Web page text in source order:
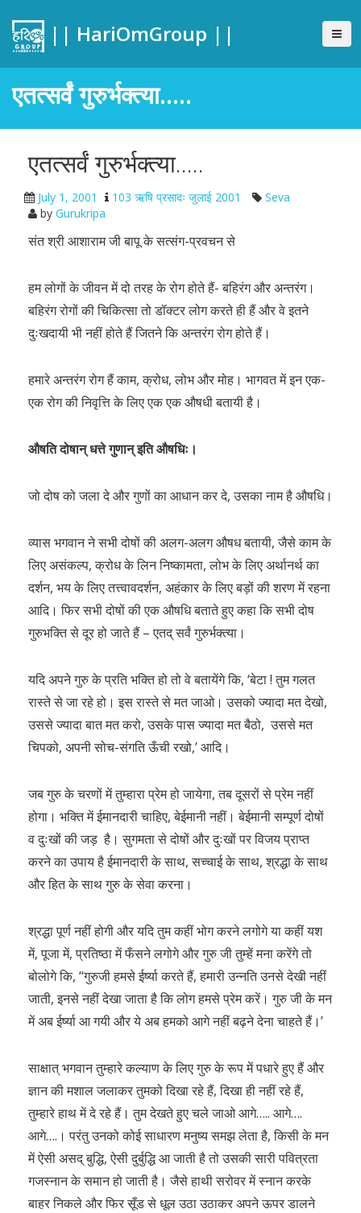
|| HariOmGroup ||
एतत्सर्वं गुरुर्भक्त्या…..
एतत्सर्वं गुरुर्भक्त्या…..
July 1, 2001 103 ऋषि प्रसादः जुलाई 2001
Seva
by Gurukripa
संत श्री आशाराम जी बापू के सत्संग-प्रवचन से
हम लोगों के जीवन में दो तरह के रोग होते हैं- बहिरंग और अन्तरंग।
बहिरंग रोगों की चिकित्सा तो डॉक्टर लोग करते ही हैं और वे इतने
दुःखदायी भी नहीं होते हैं जितने कि अन्तरंग रोग होते हैं।
हमारे अन्तरंग रोग हैं काम, क्रोध, लोभ और मोह। भागवत में इन एक-
एक रोग की निवृत्ति के लिए एक एक औषधी बतायी है।
औषति दोषान् धत्ते गुणान् इति औषधिः।
जो दोष को जला दे और गुणों का आधान कर दे, उसका नाम है औषधि।
व्यास भगवान ने सभी दोषों की अलग-अलग औषध बतायी, जैसे काम के
लिए असंकल्प, क्रोध के लिन निष्कामता, लोभ के लिए अर्थानर्थ का
दर्शन, भय के लिए तत्त्वावदर्शन, अहंकार के लिए बड़ों की शरण में रहना
आदि। फिर सभी दोषों की एक औषधि बताते हुए कहा कि सभी दोष
गुरुभक्ति से दूर हो जाते हैं – एतद् सर्वं गुरुर्भक्त्या।
यदि अपने गुरु के प्रति भक्ति हो तो वे बतायेंगे कि, ‘बेटा ! तुम गलत
रास्ते से जा रहे हो। इस रास्ते से मत जाओ। उसको ज्यादा मत देखो,
उससे ज्यादा बात मत करो, उसके पास ज्यादा मत बैठो, उससे मत
चिपको, अपनी सोच-संगति ऊँची रखो,’ आदि।
जब गुरु के चरणों में तुम्हारा प्रेम हो जायेगा, तब दूसरों से प्रेम नहीं
होगा। भक्ति में ईमानदारी चाहिए, बेईमानी नहीं। बेईमानी सम्पूर्ण दोषों
व दुःखों की जड़ है। सुगमता से दोषों और दुःखों पर विजय प्राप्त
करने का उपाय है ईमानदारी के साथ, सच्चाई के साथ, श्रद्धा के साथ
और हित के साथ गुरु के सेवा करना।
श्रद्धा पूर्ण नहीं होगी और यदि तुम कहीं भोग करने लगोगे या कहीं यश
में, पूजा में, प्रतिष्ठा में फँसने लगोगे और गुरु जी तुम्हें मना करेंगे तो
बोलोगे कि, “गुरुजी हमसे ईर्ष्या करते हैं, हमारी उन्नति उनसे देखी नहीं
जाती, इनसे नहीं देखा जाता है कि लोग हमसे प्रेम करें। गुरु जी के मन
में अब ईर्ष्या आ गयी और ये अब हमको आगे नहीं बढ़ने देना चाहते हैं।’
साक्षात् भगवान तुम्हारे कल्याण के लिए गुरु के रूप में पधारे हुए हैं और
ज्ञान की मशाल जलाकर तुमको दिखा रहे हैं, दिखा ही नहीं रहे हैं,
तुम्हारे हाथ में दे रहे हैं। तुम देखते हुए चले जाओ आगे….. आगे….
आगे….। परंतु उनको कोई साधारण मनुष्य समझ लेता है, किसी के मन
में ऐसी असद् बुद्धि, ऐसी दुर्बुद्धि आ जाती है तो उसकी सारी पवित्रता
गजस्नान के समान हो जाती है। जैसे हाथी सरोवर में स्नान करके
बाहर निकले और फिर सूँड से धूल उठा उठाकर अपने ऊपर डालने